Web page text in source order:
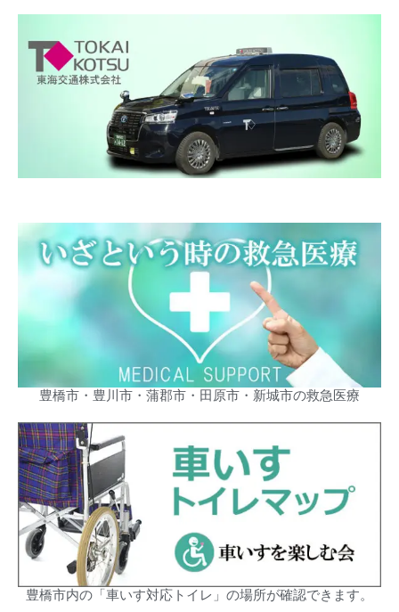
豊橋市・豊川市・蒲郡市・田原市・新城市の救急医療
豊橋市内の「車いす対応トイレ」の場所が確認できます。